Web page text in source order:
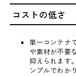
コストの低さ
単一コンテナ
や素材が不要
抑えられます
ンプルでわか